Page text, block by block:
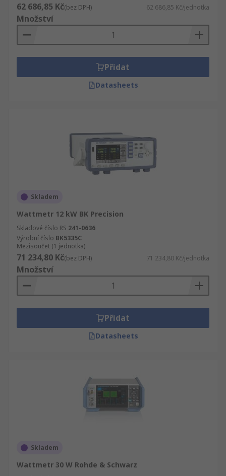
62 686,85 Kč(bez DPH) 62 686,85 Kč/jednotka
Množství
Přidat
Datasheets
Skladem
Wattmetr 12 kW BK Precision
Skladové číslo RS 241-0636
Výrobní číslo BK5335C
Mezisoučet (1 jednotka)
71 234,80 Kč(bez DPH) 71 234,80 Kč/jednotka
Množství
Přidat
Datasheets
Skladem
Wattmetr 30 W Rohde & Schwarz